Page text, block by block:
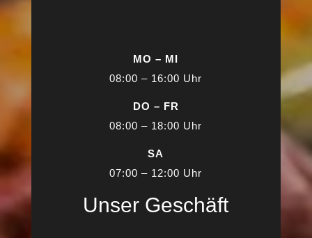
MO – MI
08:00 – 16:00 Uhr
DO – FR
08:00 – 18:00 Uhr
SA
07:00 – 12:00 Uhr
Unser Geschäft